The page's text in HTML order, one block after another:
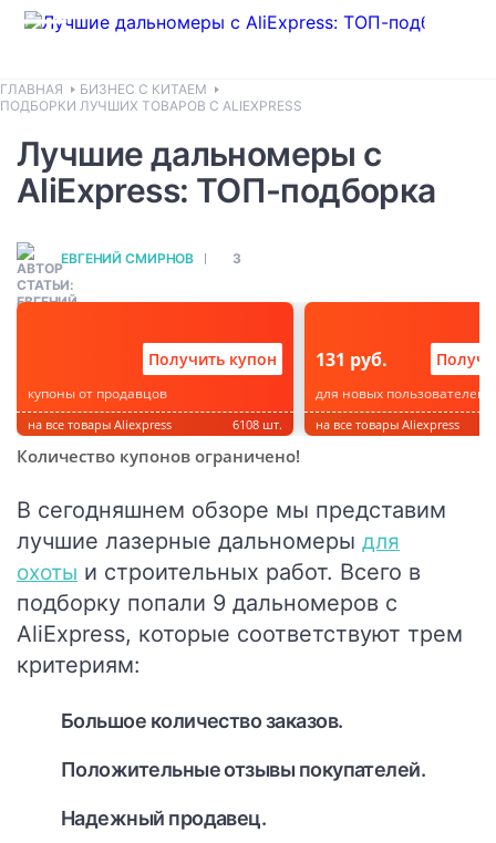
ГЛАВНАЯ
БИЗНЕС С КИТАЕМ
ПОДБОРКИ ЛУЧШИХ ТОВАРОВ С ALIEXPRESS
Лучшие дальномеры с
AliExpress: ТОП-подборка
ЕВГЕНИЙ СМИРНОВ 3
Получить купон
купоны от продавцов
на все товары Aliexpress 6108 шт.
131 руб.
для новых пользователей
на все товары Aliexpress
Количество купонов ограничено!
В сегодняшнем обзоре мы представим
лучшие лазерные дальномеры для
охоты и строительных работ. Всего в
подборку попали 9 дальномеров с
AliExpress, которые соответствуют трем
критериям:
Большое количество заказов.
Положительные отзывы покупателей.
Надежный продавец.